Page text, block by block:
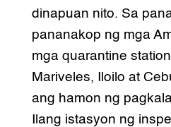
dinapuan nito. Sa
pananakop ng mga
mga quarantine
Mariveles, Iloilo at
ang hamon ng
Ilang istasyon ng